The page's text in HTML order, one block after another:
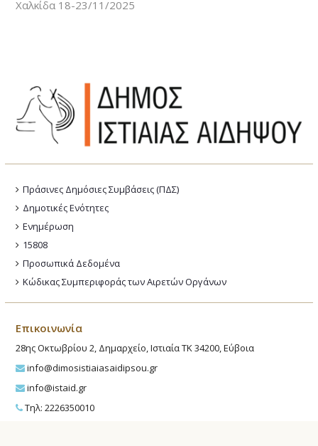
Χαλκίδα 18-23/11/2025
Πράσινες Δημόσιες Συμβάσεις (ΠΔΣ)
Δημοτικές Ενότητες
Ενημέρωση
15808
Προσωπικά Δεδομένα
Κώδικας Συμπεριφοράς των Αιρετών Οργάνων
Επικοινωνία
28ης Οκτωβρίου 2, Δημαρχείο, Ιστιαία ΤΚ 34200, Εύβοια
info@dimosistiaiasaidipsou.gr
info@istaid.gr
Τηλ: 2226350010